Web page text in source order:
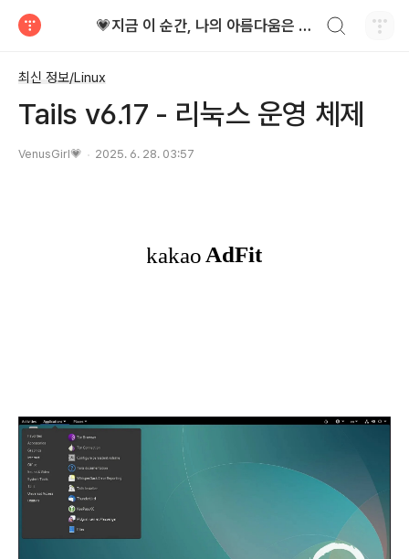
💗지금 이 순간, 나의 아름다움은 가장 빛난다!
최신 정보/Linux
Tails v6.17 - 리눅스 운영 체제
VenusGirl💗 2025. 6. 28. 03:57